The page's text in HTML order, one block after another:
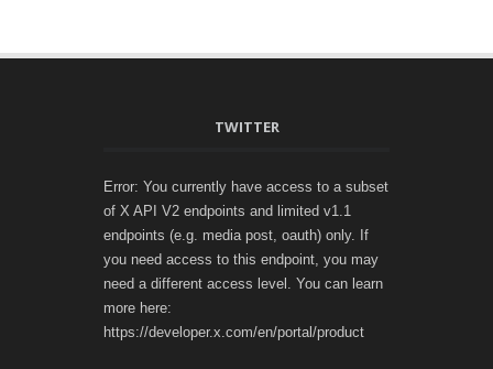
TWITTER
Error: You currently have access to a subset
of X API V2 endpoints and limited v1.1
endpoints (e.g. media post, oauth) only. If
you need access to this endpoint, you may
need a different access level. You can learn
more here:
https://developer.x.com/en/portal/product